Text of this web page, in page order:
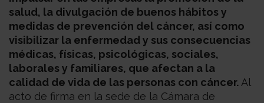
salud, la divulgación de buenos hábitos y
medidas de prevención del cáncer, así como
visibilizar la enfermedad y sus consecuencias
médicas, físicas, psicológicas, sociales,
laborales y familiares, que afectan a la
calidad de vida de las personas con cáncer. Al
acto de firma en la sede de la Cámara de